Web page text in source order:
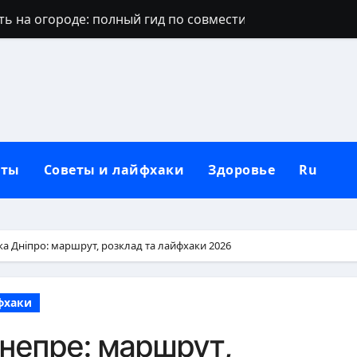
на огороде: полный гид по совместимости культур
свеча: значение пламени и народные толкования
что делать — полный гид с действиями и защитой
виды, признаки и методы борьбы
мясо: полный гид по рискам и преимуществам
не отдаёт столько энергии, сколько заявлено?
Советы и лайфхаки Здоровье Ru
Дніпро: маршрут, розклад та лайфхаки 2026
маршрут,